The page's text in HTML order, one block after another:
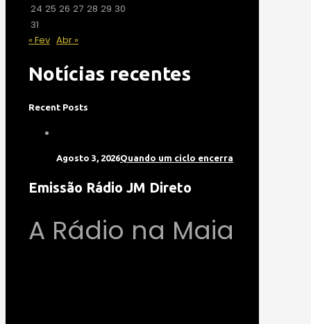
24 25 26 27 28 29 30
31
« Fev Abr »
Notícias recentes
Recent Posts
Agosto 3, 2026Quando um ciclo encerra
Emissão Rádio JM Direto
A Rádio na Maia